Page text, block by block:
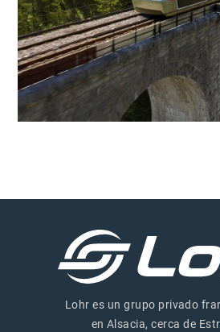
Lohr es un grupo privado
en Alsacia, cerca de